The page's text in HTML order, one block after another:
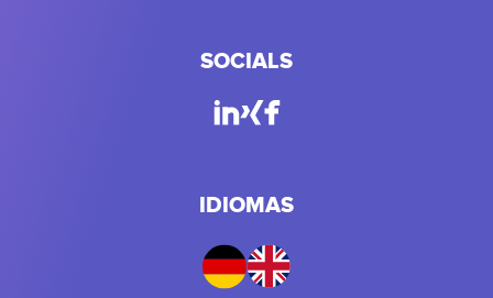
SOCIALS
IDIOMAS